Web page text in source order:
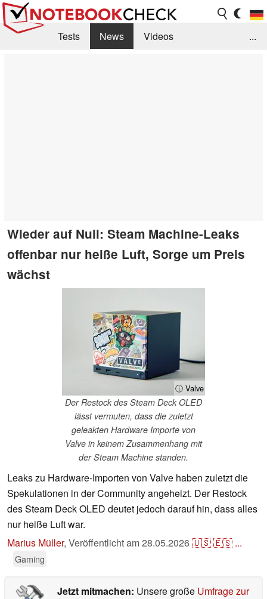
Tests News
Videos
...
Wieder auf Null: Steam Machine-Leaks
offenbar nur heiße Luft, Sorge um Preis
wächst
ⓘ Valve
Der Restock des Steam Deck OLED
lässt vermuten, dass die zuletzt
geleakten Hardware Importe von
Valve in keinem Zusammenhang mit
der Steam Machine standen.
Leaks zu Hardware-Importen von Valve haben zuletzt die
Spekulationen in der Community angeheizt. Der Restock
des Steam Deck OLED deutet jedoch darauf hin, dass alles
nur heiße Luft war.
Marius Müller, Veröffentlicht am28.05.2026🇺🇸🇪🇸 ...
Gaming
Jetzt mitmachen: Unsere große Umfrage zur